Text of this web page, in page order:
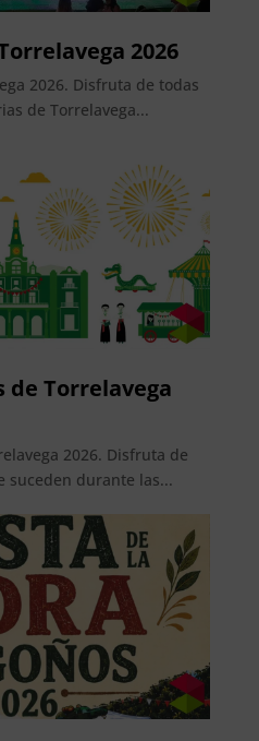
2026
2026. Disfruta de todas
de Torrelavega...
de Torrelavega
2026. Disfruta de
suceden durante las...